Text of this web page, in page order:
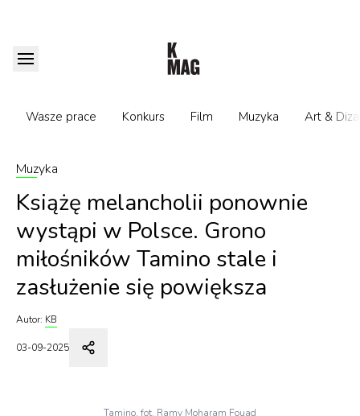
Wasze prace Konkurs Film Muzyka Art &
Muzyka
Książę melancholii ponownie
wystąpi w Polsce. Grono
miłośników Tamino stale i
zasłużenie się powiększa
Autor: KB
03-09-2025
Tamino, fot. Ramy Moharam Fouad